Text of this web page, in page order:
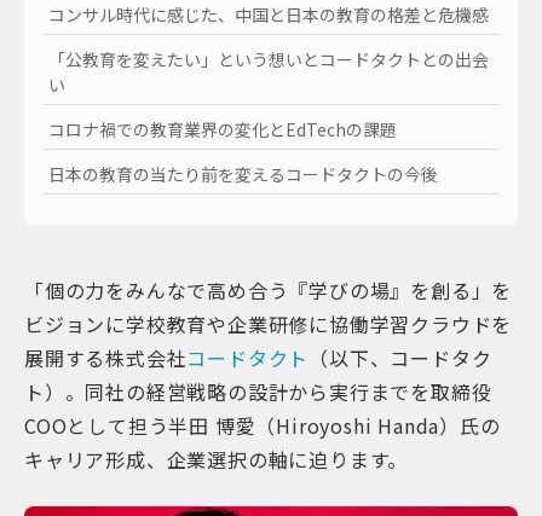
コンサル時代に感じた、中国と日本の教育の格差と危機感
「公教育を変えたい」という想いとコードタクトとの出会
い
コロナ禍での教育業界の変化とEdTechの課題
日本の教育の当たり前を変えるコードタクトの今後
「個の力をみんなで高め合う『学びの場』を創る」を
ビジョンに学校教育や企業研修に協働学習クラウドを
展開する株式会社コードタクト （以下、コードタク
ト）。同社の経営戦略の設計から実行までを取締役
COOとして担う半田 博愛（Hiroyoshi Handa）氏の
キャリア形成、企業選択の軸に迫ります。